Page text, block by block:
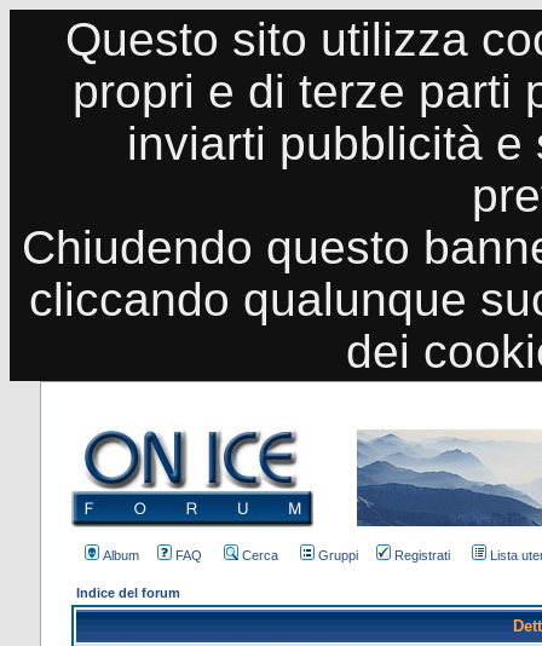
Questo sito utilizza
propri e di terze parti
inviarti pubblicità
Chiudendo questo
cliccando qualunque
dei
Album FAQ Cerca Gruppi Registrati Lista
Indice del forum